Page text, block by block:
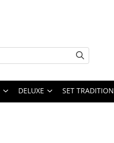
DELUXE SET